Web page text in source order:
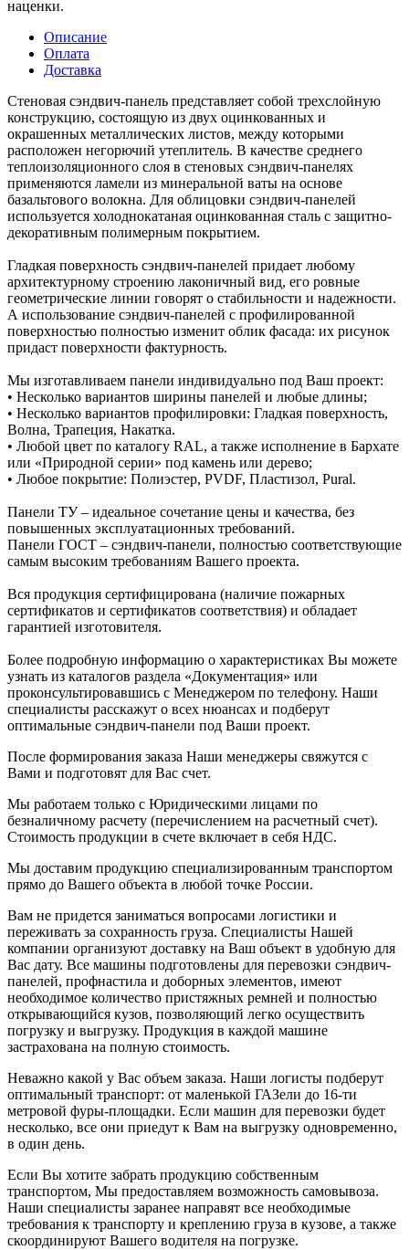
наценки.
Описание
Оплата
Доставка
Стеновая сэндвич-панель представляет собой трехслойную
конструкцию, состоящую из двух оцинкованных и
окрашенных металлических листов, между которыми
расположен негорючий утеплитель. В качестве среднего
теплоизоляционного слоя в стеновых сэндвич-панелях
применяются ламели из минеральной ваты на основе
базальтового волокна. Для облицовки сэндвич-панелей
используется холоднокатаная оцинкованная сталь с защитно-
декоративным полимерным покрытием.
Гладкая поверхность сэндвич-панелей придает любому
архитектурному строению лаконичный вид, его ровные
геометрические линии говорят о стабильности и надежности.
А использование сэндвич-панелей с профилированной
поверхностью полностью изменит облик фасада: их рисунок
придаст поверхности фактурность.
Мы изготавливаем панели индивидуально под Ваш проект:
• Несколько вариантов ширины панелей и любые длины;
• Несколько вариантов профилировки: Гладкая поверхность,
Волна, Трапеция, Накатка.
• Любой цвет по каталогу RАL, а также исполнение в Бархате
или «Природной серии» под камень или дерево;
• Любое покрытие: Полиэстер, РVDF, Пластизол, Рurаl.
Панели ТУ – идеальное сочетание цены и качества, без
повышенных эксплуатационных требований.
Панели ГОСТ – сэндвич-панели, полностью соответствующие
самым высоким требованиям Вашего проекта.
Вся продукция сертифицирована (наличие пожарных
сертификатов и сертификатов соответствия) и обладает
гарантией изготовителя.
Более подробную информацию о характеристиках Вы можете
узнать из каталогов раздела «Документация» или
проконсультировавшись с Менеджером по телефону. Наши
специалисты расскажут о всех нюансах и подберут
оптимальные сэндвич-панели под Ваши проект.
После формирования заказа Наши менеджеры свяжутся с
Вами и подготовят для Вас счет.
Мы работаем только с Юридическими лицами по
безналичному расчету (перечислением на расчетный счет).
Стоимость продукции в счете включает в себя НДС.
Мы доставим продукцию специализированным транспортом
прямо до Вашего объекта в любой точке России.
Вам не придется заниматься вопросами логистики и
переживать за сохранность груза. Специалисты Нашей
компании организуют доставку на Ваш объект в удобную для
Вас дату. Все машины подготовлены для перевозки сэндвич-
панелей, профнастила и доборных элементов, имеют
необходимое количество пристяжных ремней и полностью
открывающийся кузов, позволяющий легко осуществить
погрузку и выгрузку. Продукция в каждой машине
застрахована на полную стоимость.
Неважно какой у Вас объем заказа. Наши логисты подберут
оптимальный транспорт: от маленькой ГАЗели до 16-ти
метровой фуры-площадки. Если машин для перевозки будет
несколько, все они приедут к Вам на выгрузку одновременно,
в один день.
Если Вы хотите забрать продукцию собственным
транспортом, Мы предоставляем возможность самовывоза.
Наши специалисты заранее направят все необходимые
требования к транспорту и креплению груза в кузове, а также
скоординируют Вашего водителя на погрузке.